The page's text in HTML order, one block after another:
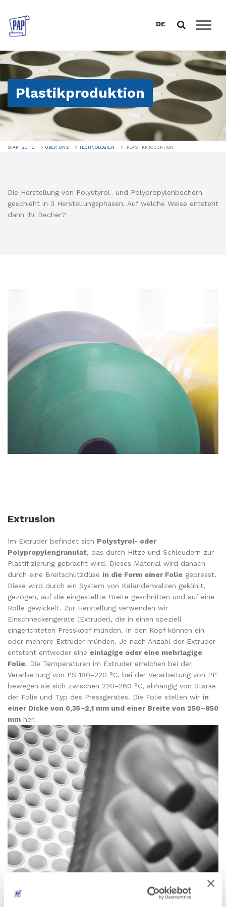
STARTSEITE
ÜBER UNS
WER WIR SIND
KONZEPT 3R
UNSERE GESCHICHTE
UNSERE ZEITLEISTE
VERKAUFSUNTERSTÜTZUNG
DE
Plastikproduktion
STARTSEITE ÜBER UNS TECHNOLOGIEN PLASTIKPRODUKTION
Die Herstellung von Polystyrol- und Polypropylenbechern
geschieht in 3 Herstellungsphasen. Auf welche Weise entsteht
dann Ihr Becher?
Extrusion
Im Extruder befindet sich Polystyrol- oder
Polypropylengranulat, das durch Hitze und Schleudern zur
Plastifizierung gebracht wird. Dieses Material wird danach
durch eine Breitschlitzdüse in die Form einer Folie gepresst.
Diese wird durch ein System von Kalanderwalzen gekühlt,
gezogen, auf die eingestellte Breite geschnitten und auf eine
Rolle gewickelt. Zur Herstellung verwenden wir
Einschneckengeräte (Extruder), die in einen speziell
eingerichteten Presskopf münden. In den Kopf können ein
oder mehrere Extruder münden. Je nach Anzahl der Extruder
entsteht entweder eine einlagige oder eine mehrlagige
Folie. Die Temperaturen im Extruder erreichen bei der
Verarbeitung von PS 180–220 °C, bei der Verarbeitung von PP
bewegen sie sich zwischen 220–260 °C, abhängig von Stärke
der Folie und Typ des Pressgerätes. Die Folie stellen wir in
einer Dicke von 0,35–2,1 mm und einer Breite von 250–850
mm her.